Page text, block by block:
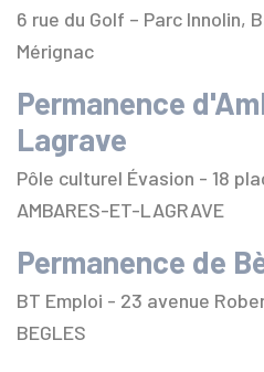
6 rue du Golf – Parc Innolin,
Mérignac
Permanence
Lagrave
Pôle culturel Évasion - 18
AMBARES-ET-LAGRAVE
Permanence de
BT Emploi - 23 avenue
BEGLES